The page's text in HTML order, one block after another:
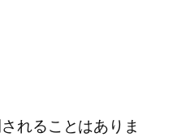
れることはありま